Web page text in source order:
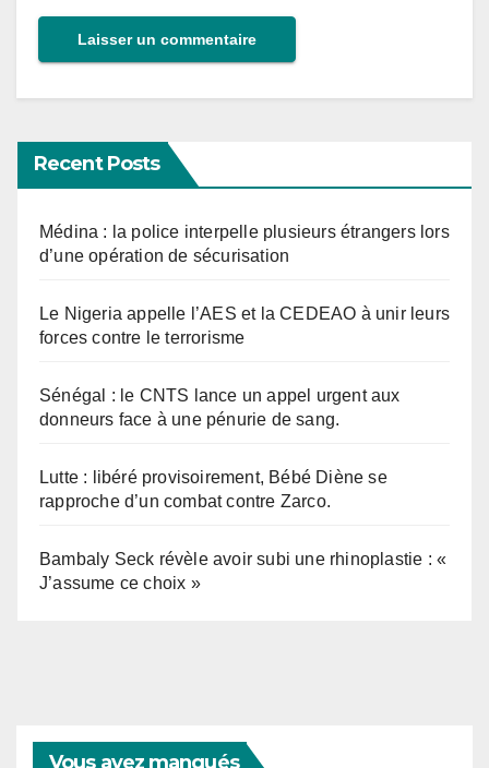
Recent Posts
Médina : la police interpelle plusieurs étrangers lors
d’une opération de sécurisation
Le Nigeria appelle l’AES et la CEDEAO à unir leurs
forces contre le terrorisme
Sénégal : le CNTS lance un appel urgent aux
donneurs face à une pénurie de sang.
Lutte : libéré provisoirement, Bébé Diène se
rapproche d’un combat contre Zarco.
Bambaly Seck révèle avoir subi une rhinoplastie : «
J’assume ce choix »
Vous avez manqués